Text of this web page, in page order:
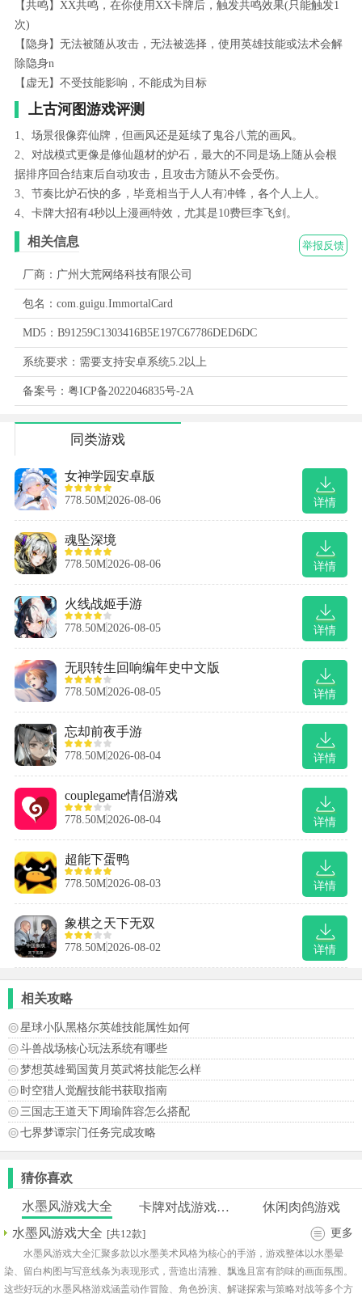
【共鸣】XX共鸣，在你使用XX卡牌后，触发共鸣效果(只能触发1
次)
【隐身】无法被随从攻击，无法被选择，使用英雄技能或法术会解
除隐身n
【虚无】不受技能影响，不能成为目标
上古河图游戏评测
1、场景很像弈仙牌，但画风还是延续了鬼谷八荒的画风。
2、对战模式更像是修仙题材的炉石，最大的不同是场上随从会根
据排序回合结束后自动攻击，且攻击方随从不会受伤。
3、节奏比炉石快的多，毕竟相当于人人有冲锋，各个人上人。
4、卡牌大招有4秒以上漫画特效，尤其是10费巨李飞剑。
举报反馈
相关信息
厂商：广州大荒网络科技有限公司
包名：com.guigu.ImmortalCard
MD5：B91259C1303416B5E197C67786DED6DC
系统要求：需要支持安卓系统5.2以上
备案号：粤ICP备2022046835号-2A
同类游戏
详情
女神学园安卓版
778.50M 2026-08-06
详情
魂坠深境
778.50M 2026-08-06
详情
火线战姬手游
778.50M 2026-08-05
详情
无职转生回响编年史中文版
778.50M 2026-08-05
详情
忘却前夜手游
778.50M 2026-08-04
详情
couplegame情侣游戏
778.50M 2026-08-04
详情
超能下蛋鸭
778.50M 2026-08-03
详情
象棋之天下无双
778.50M 2026-08-02
相关攻略
星球小队黑格尔英雄技能属性如何
斗兽战场核心玩法系统有哪些
梦想英雄蜀国黄月英武将技能怎么样
时空猎人觉醒技能书获取指南
三国志王道天下周瑜阵容怎么搭配
七界梦谭宗门任务完成攻略
猜你喜欢
水墨风游戏大全 卡牌对战游戏推荐
休闲肉鸽游戏
水墨风游戏大全 [共12款] 更多
水墨风游戏大全汇聚多款以水墨美术风格为核心的手游，游戏整体以水墨晕
染、留白构图与写意线条为表现形式，营造出清雅、飘逸且富有韵味的画面氛围。
这些好玩的水墨风格游戏涵盖动作冒险、角色扮演、解谜探索与策略对战等多个方